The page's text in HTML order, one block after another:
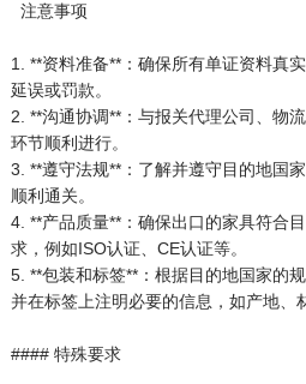
注意事项
1. **资料准备**：确保所有单证资料真
延误或罚款。
2. **沟通协调**：与报关代理公司、物
环节顺利进行。
3. **遵守法规**：了解并遵守目的地国
顺利通关。
4. **产品质量**：确保出口的家具符合
求，例如ISO认证、CE认证等。
5. **包装和标签**：根据目的地国家的
并在标签上注明必要的信息，如产地、
#### 特殊要求